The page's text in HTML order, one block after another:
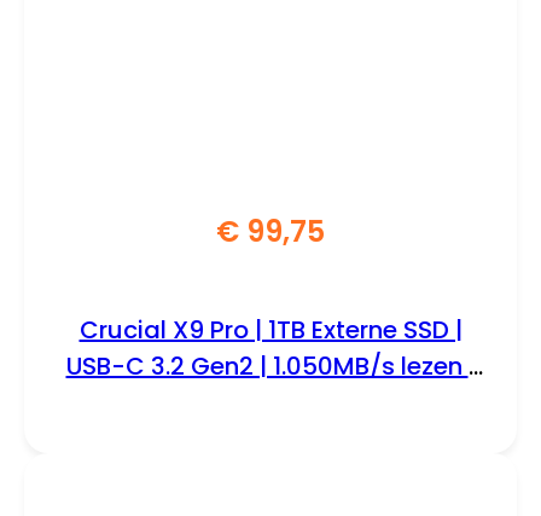
€ 99,75
Crucial X9 Pro | 1TB Externe SSD |
USB-C 3.2 Gen2 | 1.050MB/s lezen |